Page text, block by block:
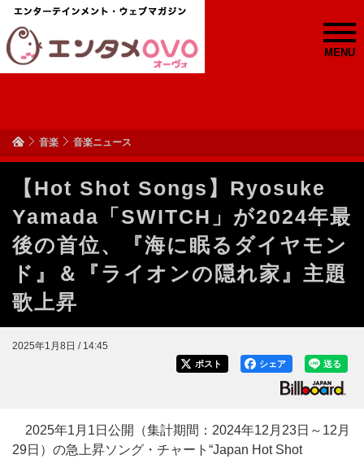
MENU
音楽 音楽ニュース
【Hot Shot Songs】Ryosuke
Yamada「SWITCH」が2024年最
後の首位、『海に眠るダイヤモン
ド』＆『ライオンの隠れ家』主題
歌上昇
2025年1月8日 / 14:45
送る
シェア
ポスト
2025年1月1日公開（集計期間：2024年12月23日～12月
29日）の急上昇ソング・チャート“Japan Hot Shot